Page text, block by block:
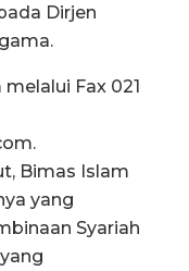
Dirjen
Fax 021
.
Bimas Islam
yang
Syariah